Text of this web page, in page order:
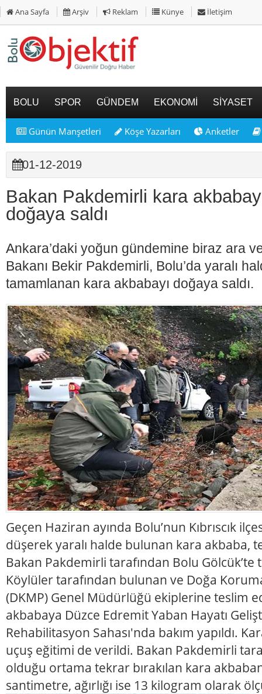
Ana Sayfa Arşiv Reklam Künye İletişim
BOLU SPOR GÜNDEM EKONOMİ SİYASET
Günün Manşetleri Köşe Yazarları Anketler
01-12-2019
Bakan Pakdemirli kara
doğaya saldı
Ankara’daki yoğun gündemine biraz ara
Bakanı Bekir Pakdemirli, Bolu’da yaralı
tamamlanan kara akbabayı doğaya saldı.
Geçen Haziran ayında Bolu’nun Kıbrıscık
düşerek yaralı halde bulunan kara akbaba,
Bakan Pakdemirli tarafından Bolu Gölcük’te
Köylüler tarafından bulunan ve Doğa
(DKMP) Genel Müdürlüğü ekiplerine teslim
akbabaya Düzce Edremit Yaban Hayatı
Rehabilitasyon Sahası'nda bakım yapıldı.
uçuş eğitimi de verildi. Bakan Pakdemirli
olduğu ortama tekrar bırakılan kara
santimetre, ağırlığı ise 13 kilogram olarak